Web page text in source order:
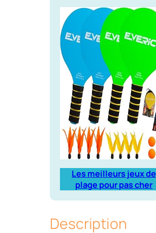
Les meilleurs jeux de
plage pour pas cher
Description